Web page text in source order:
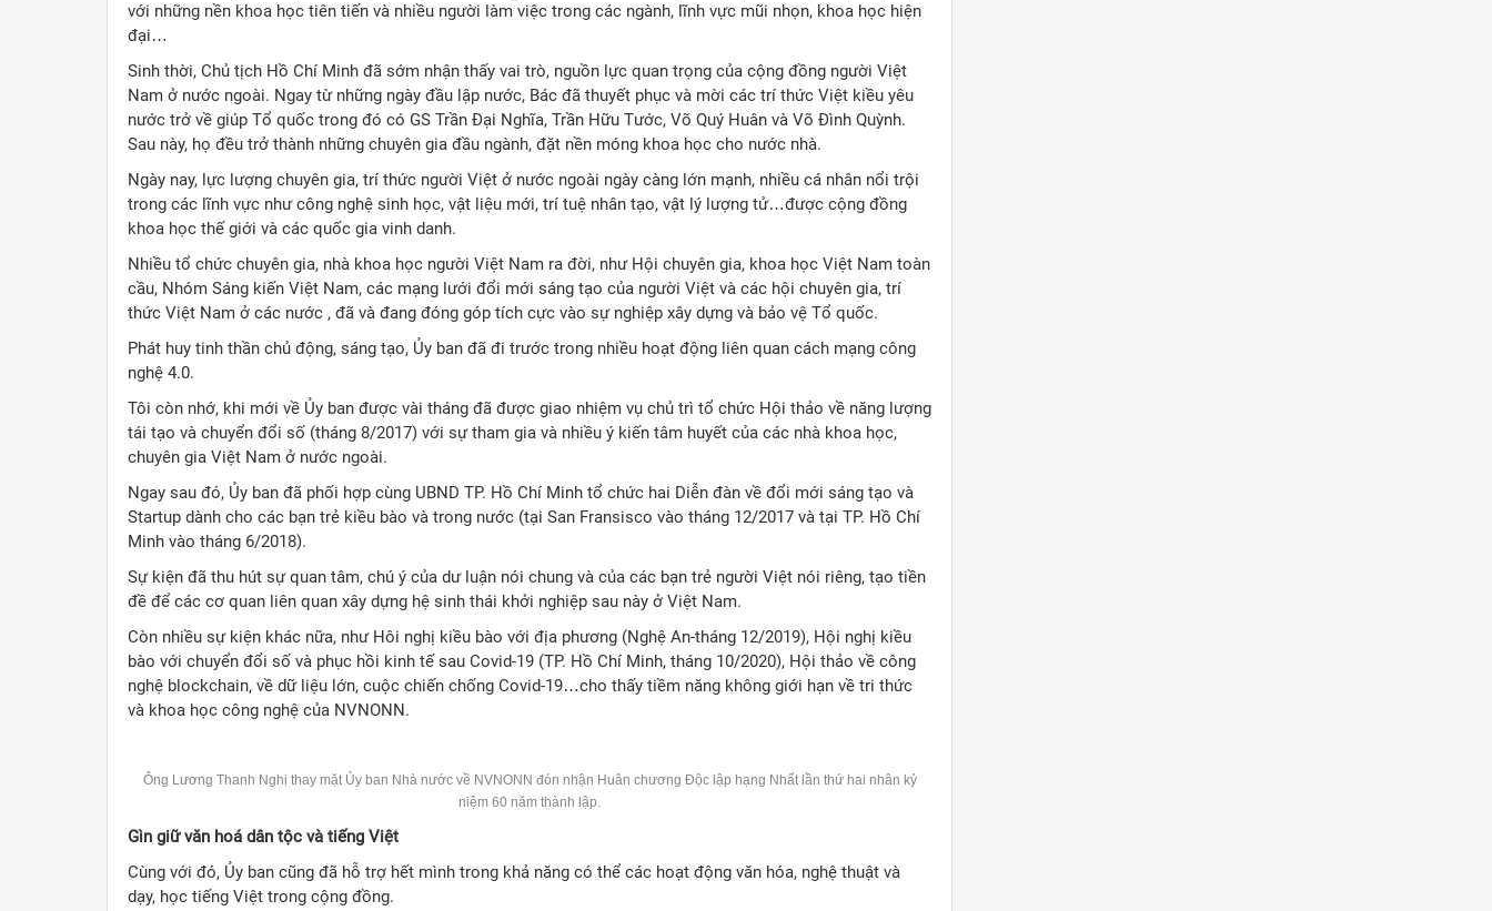
với những nền khoa học tiên tiến và nhiều người làm việc trong các ngành, lĩnh vực mũi nhọn, khoa học hiện
đại…
Sinh thời, Chủ tịch Hồ Chí Minh đã sớm nhận thấy vai trò, nguồn lực quan trọng của cộng đồng người Việt
Nam ở nước ngoài. Ngay từ những ngày đầu lập nước, Bác đã thuyết phục và mời các trí thức Việt kiều yêu
nước trở về giúp Tổ quốc trong đó có GS Trần Đại Nghĩa, Trần Hữu Tước, Võ Quý Huân và Võ Đình Quỳnh.
Sau này, họ đều trở thành những chuyên gia đầu ngành, đặt nền móng khoa học cho nước nhà.
Ngày nay, lực lượng chuyên gia, trí thức người Việt ở nước ngoài ngày càng lớn mạnh, nhiều cá nhân nổi trội
trong các lĩnh vực như công nghệ sinh học, vật liệu mới, trí tuệ nhân tạo, vật lý lượng tử…được cộng đồng
khoa học thế giới và các quốc gia vinh danh.
Nhiều tổ chức chuyên gia, nhà khoa học người Việt Nam ra đời, như Hội chuyên gia, khoa học Việt Nam toàn
cầu, Nhóm Sáng kiến Việt Nam, các mạng lưới đổi mới sáng tạo của người Việt và các hội chuyên gia, trí
thức Việt Nam ở các nước , đã và đang đóng góp tích cực vào sự nghiệp xây dựng và bảo vệ Tổ quốc.
Phát huy tinh thần chủ động, sáng tạo, Ủy ban đã đi trước trong nhiều hoạt động liên quan cách mạng công
nghệ 4.0.
Tôi còn nhớ, khi mới về Ủy ban được vài tháng đã được giao nhiệm vụ chủ trì tổ chức Hội thảo về năng lượng
tái tạo và chuyển đổi số (tháng 8/2017) với sự tham gia và nhiều ý kiến tâm huyết của các nhà khoa học,
chuyên gia Việt Nam ở nước ngoài.
Ngay sau đó, Ủy ban đã phối hợp cùng UBND TP. Hồ Chí Minh tổ chức hai Diễn đàn về đổi mới sáng tạo và
Startup dành cho các bạn trẻ kiều bào và trong nước (tại San Fransisco vào tháng 12/2017 và tại TP. Hồ Chí
Minh vào tháng 6/2018).
Sự kiện đã thu hút sự quan tâm, chú ý của dư luận nói chung và của các bạn trẻ người Việt nói riêng, tạo tiền
đề để các cơ quan liên quan xây dựng hệ sinh thái khởi nghiệp sau này ở Việt Nam.
Còn nhiều sự kiện khác nữa, như Hôi nghị kiều bào với địa phương (Nghệ An-tháng 12/2019), Hội nghị kiều
bào với chuyển đổi số và phục hồi kinh tế sau Covid-19 (TP. Hồ Chí Minh, tháng 10/2020), Hội thảo về công
nghệ blockchain, về dữ liệu lớn, cuộc chiến chống Covid-19…cho thấy tiềm năng không giới hạn về tri thức
và khoa học công nghệ của NVNONN.
Ông Lương Thanh Nghị thay mặt Ủy ban Nhà nước về NVNONN đón nhận Huân chương Độc lập hạng Nhất lần thứ hai nhân kỷ
niệm 60 năm thành lập.
Gìn giữ văn hoá dân tộc và tiếng Việt
Cùng với đó, Ủy ban cũng đã hỗ trợ hết mình trong khả năng có thể các hoạt động văn hóa, nghệ thuật và
dạy, học tiếng Việt trong cộng đồng.